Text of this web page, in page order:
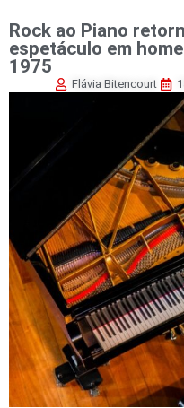
Rock ao Piano
espetáculo em
1975
Flávia Bitencourt